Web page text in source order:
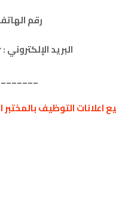
رقم الهاتف :
البريد الإلكتروني : loarcsodki@yahoo.fr
اعلانات التوظيف